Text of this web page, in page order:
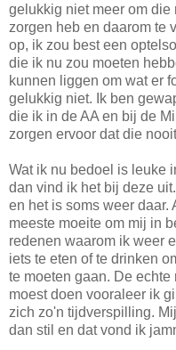
gelukkig niet meer om die
zorgen heb en daarom te
op, ik zou best een
die ik nu zou moeten
kunnen liggen om wat er
gelukkig niet. Ik ben
die ik in de AA en bij de
zorgen ervoor dat die
Wat ik nu bedoel is leuke
dan vind ik het bij deze
en het is soms weer daar.
meeste moeite om mij in
redenen waarom ik weer
iets te eten of te drinken
te moeten gaan. De echte
moest doen vooraleer ik
zich zo'n tijdverspilling.
dan stil en dat vond ik